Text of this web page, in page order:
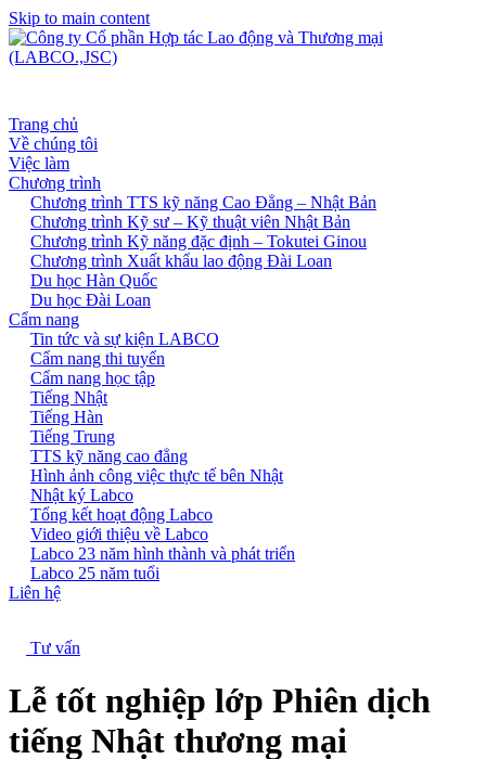
Skip to main content
Trang chủ
Về chúng tôi
Việc làm
Chương trình
Chương trình TTS kỹ năng Cao Đẳng – Nhật Bản
Chương trình Kỹ sư – Kỹ thuật viên Nhật Bản
Chương trình Kỹ năng đặc định – Tokutei Ginou
Chương trình Xuất khẩu lao động Đài Loan
Du học Hàn Quốc
Du học Đài Loan
Cẩm nang
Tin tức và sự kiện LABCO
Cẩm nang thi tuyển
Cẩm nang học tập
Tiếng Nhật
Tiếng Hàn
Tiếng Trung
TTS kỹ năng cao đẳng
Hình ảnh công việc thực tế bên Nhật
Nhật ký Labco
Tổng kết hoạt động Labco
Video giới thiệu về Labco
Labco 23 năm hình thành và phát triển
Labco 25 năm tuổi
Liên hệ
Tư vấn
Lễ tốt nghiệp lớp Phiên dịch
tiếng Nhật thương mại